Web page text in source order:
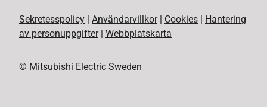
Sekretesspolicy | Användarvillkor | Cookies | Hantering
av personuppgifter | Webbplatskarta
© Mitsubishi Electric Sweden